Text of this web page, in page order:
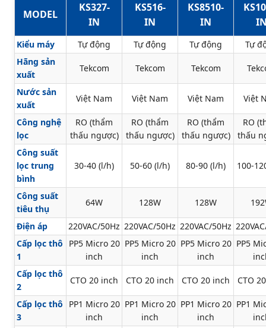
MODEL
KS327-
IN
KS516-
IN
KS8510-
IN
Kiểu máy Tự động Tự động Tự động
Tự
Hãng sản
xuất
Tekcom Tekcom Tekcom
Nước sản
xuất
Việt Nam Việt Nam Việt Nam Việt
Công nghệ
lọc
RO (thẩm
thấu ngược)
RO (thẩm
thấu ngược)
RO (thẩm
thấu ngược)
RO
thấu
Công suất
lọc trung
bình
30-40 (l/h) 50-60 (l/h) 80-90 (l/h) 100-
Công suất
tiêu thụ
64W 128W 128W
Điện áp 220VAC/50Hz 220VAC/50Hz 220VAC/50Hz
Cấp lọc thô
1
PP5 Micro 20
inch
PP5 Micro 20
inch
PP5 Micro 20
inch
PP5
Cấp lọc thô
2
CTO 20 inch CTO 20 inch CTO 20 inch CTO
Cấp lọc thô
3
PP1 Micro 20
inch
PP1 Micro 20
inch
PP1 Micro 20
inch
PP1